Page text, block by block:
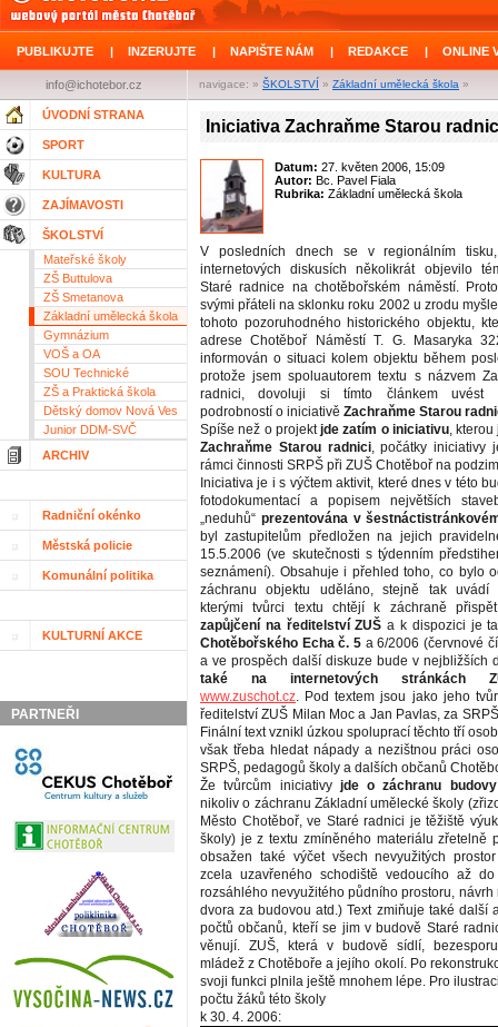
PUBLIKUJTE | INZERUJTE | NAPIŠTE NÁM | REDAKCE | ONLINE
navigace: » ŠKOLSTVÍ » Základní umělecká škola »
info@ichotebor.cz
ÚVODNÍ STRANA
SPORT
KULTURA
ZAJÍMAVOSTI
ŠKOLSTVÍ
Mateřské školy
ZŠ Buttulova
ZŠ Smetanova
Základní umělecká škola
Gymnázium
VOŠ a OA
SOU Technické
ZŠ a Praktická škola
Dětský domov Nová Ves
Junior DDM-SVČ
ARCHIV
Radniční okénko
Městská policie
Komunální politika
KULTURNÍ AKCE
PARTNEŘI
Iniciativa Zachraňme Starou
Datum: 27. květen 2006, 15:09
Autor: Bc. Pavel Fiala
Rubrika: Základní umělecká škola
V posledních dnech se v regionálním
internetových diskusích několikrát objevilo
Staré radnice na chotěbořském náměstí.
svými přáteli na sklonku roku 2002 u zrodu
tohoto pozoruhodného historického objektu,
adrese Chotěboř Náměstí T. G. Masaryka
informován o situaci kolem objektu během
protože jsem spoluautorem textu s názvem
radnici, dovoluji si tímto článkem uvést
podrobností o iniciativě Zachraňme Starou
Spíše než o projektjde zatím o iniciativu, kterou
Zachraňme Starou radnici, počátky iniciativy
rámci činnosti SRPŠ při ZUŠ Chotěboř na
Iniciativa je i s výčtem aktivit, které dnes v této
fotodokumentací a popisem největších
„neduhů“ prezentována v
byl zastupitelům předložen na jejich
15.5.2006 (ve skutečnosti s týdenním
seznámení). Obsahuje i přehled toho, co bylo
záchranu objektu uděláno, stejně tak uvádí
kterými tvůrci textu chtějí k záchraně
zapůjčení na ředitelství ZUŠ a k dispozici je
Chotěbořského Echa č. 5 a 6/2006 (červnové
a ve prospěch další diskuze bude v nejbližších
také na internetových stránkách
www.zuschot.cz. Pod textem jsou jako jeho
ředitelství ZUŠ Milan Moc a Jan Pavlas, za
Finální text vznikl úzkou spoluprací těchto tří
však třeba hledat nápady a nezištnou práci
SRPŠ, pedagogů školy a dalších občanů
Že tvůrcům iniciativy jde o záchranu
nikoliv o záchranu Základní umělecké školy
Město Chotěboř, ve Staré radnici je těžiště
školy) je z textu zmíněného materiálu zřetelně
obsažen také výčet všech nevyužitých
zcela uzavřeného schodiště vedoucího až
rozsáhlého nevyužitého půdního prostoru, návrh
dvora za budovou atd.) Text zmiňuje také další
počtů občanů, kteří se jim v budově Staré
věnují. ZUŠ, která v budově sídlí,
mládež z Chotěboře a jejího okolí. Po
svoji funkci plnila ještě mnohem lépe. Pro
počtu žáků této školy
k 30. 4. 2006: